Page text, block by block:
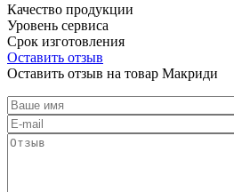
Качество продукции
Уровень сервиса
Срок изготовления
Оставить отзыв
Оставить отзыв на товар Макриди